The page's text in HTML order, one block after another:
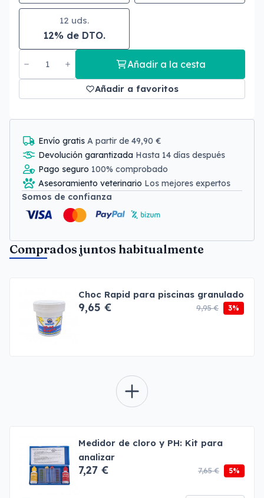
12 uds.
12% de DTO.
Añadir a la cesta
Añadir a favoritos
Envío gratis A partir de 49,90 €
Devolución garantizada Hasta 14 días después
Pago seguro 100% comprobado
Asesoramiento veterinario Los mejores expertos
Somos de confianza
Comprados juntos habitualmente
Choc Rapid para piscinas granulado
9,65 € 9,95 € 3%
Medidor de cloro y PH: Kit para
analizar
7,27 € 7,65 € 5%